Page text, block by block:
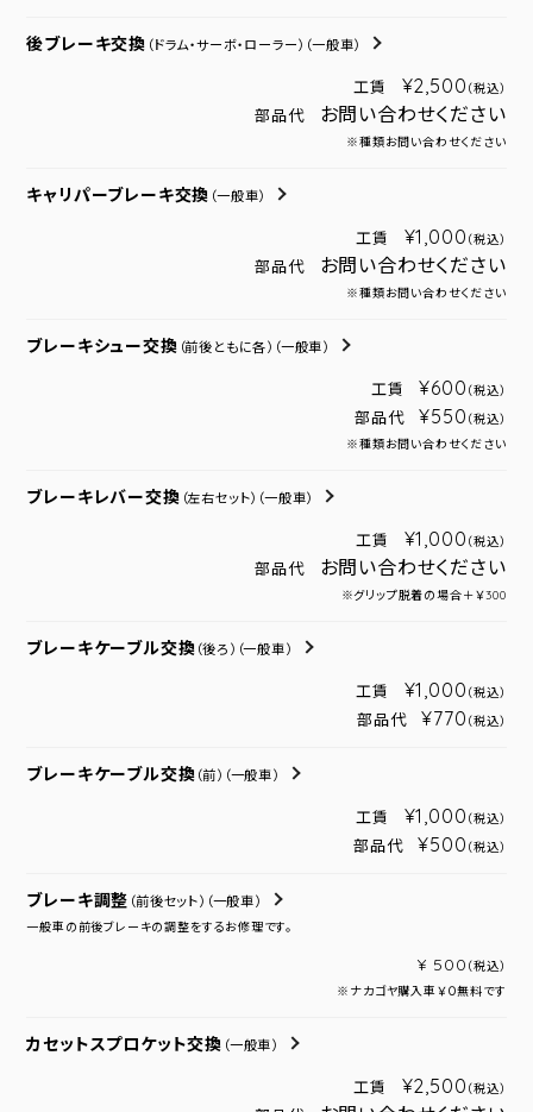
後ブレーキ交換 （ドラム・サーボ・ローラー） （一般車）
工賃 ¥2,500 （税込）
部品代 お問い合わせください
※種類お問い合わせください
キャリパーブレーキ交換 （一般車）
工賃 ¥1,000 （税込）
部品代 お問い合わせください
※種類お問い合わせください
ブレーキシュー交換 （前後ともに各） （一般車）
工賃 ¥600 （税込）
部品代 ¥550 （税込）
※種類お問い合わせください
ブレーキレバー交換 （左右セット） （一般車）
工賃 ¥1,000 （税込）
部品代 お問い合わせください
※グリップ脱着の場合＋￥300
ブレーキケーブル交換 （後ろ） （一般車）
工賃 ¥1,000 （税込）
部品代 ¥770 （税込）
ブレーキケーブル交換 （前） （一般車）
工賃 ¥1,000 （税込）
部品代 ¥500 （税込）
ブレーキ調整 （前後セット） （一般車）
一般車の前後ブレーキの調整をするお修理です。
¥ 500 （税込）
※ナカゴヤ購入車￥０無料です
カセットスプロケット交換 （一般車）
工賃 ¥2,500 （税込）